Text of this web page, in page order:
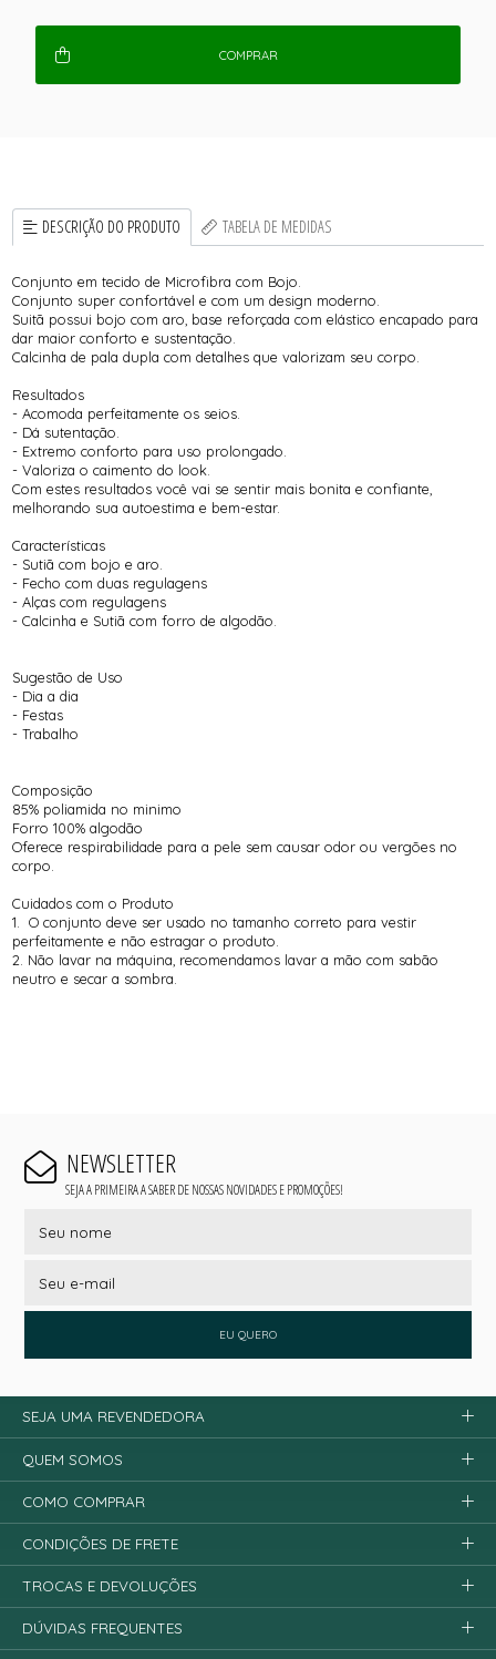
COMPRAR
DESCRIÇÃO DO PRODUTO TABELA DE MEDIDAS
Conjunto em tecido de Microfibra com Bojo.
Conjunto super confortável e com um design moderno.
Suitã possui bojo com aro, base reforçada com elástico encapado para
dar maior conforto e sustentação.
Calcinha de pala dupla com detalhes que valorizam seu corpo.
Resultados
- Acomoda perfeitamente os seios.
- Dá sutentação.
- Extremo conforto para uso prolongado.
- Valoriza o caimento do look.
Com estes resultados você vai se sentir mais bonita e confiante,
melhorando sua autoestima e bem-estar.
Características
- Sutiã com bojo e aro.
- Fecho com duas regulagens
- Alças com regulagens
- Calcinha e Sutiã com forro de algodão.
Sugestão de Uso
- Dia a dia
- Festas
- Trabalho
Composição
85% poliamida no minimo
Forro 100% algodão
Oferece respirabilidade para a pele sem causar odor ou vergões no
corpo.
Cuidados com o Produto
1. O conjunto deve ser usado no tamanho correto para vestir
perfeitamente e não estragar o produto.
2. Não lavar na máquina, recomendamos lavar a mão com sabão
neutro e secar a sombra.
NEWSLETTER
SEJA A PRIMEIRA A SABER DE NOSSAS NOVIDADES E PROMOÇÕES!
EU QUERO
SEJA UMA REVENDEDORA
QUEM SOMOS
COMO COMPRAR
CONDIÇÕES DE FRETE
TROCAS E DEVOLUÇÕES
DÚVIDAS FREQUENTES